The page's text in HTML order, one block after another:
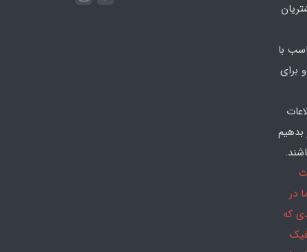
با
برای
بدهیم
در
که